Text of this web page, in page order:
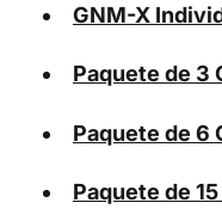
GNM-X
Paquete de 3
Paquete de 6
Paquete de